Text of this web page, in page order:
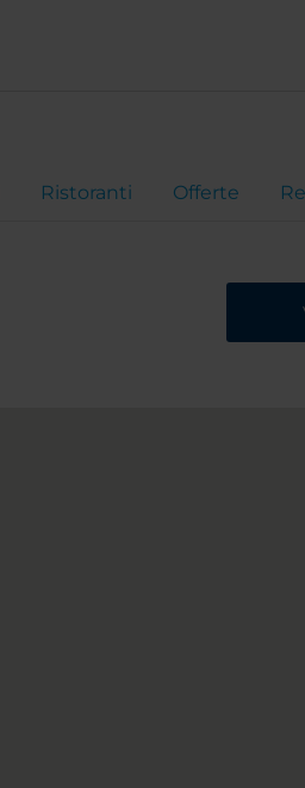
Ristoranti Offerte